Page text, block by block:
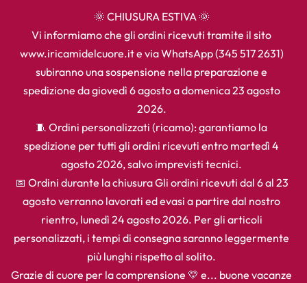
🌞 CHIUSURA ESTIVA 🌞
Vi informiamo che gli ordini ricevuti tramite il sito
www.iricamidelcuore.it e via WhatsApp (345 517 2631)
subiranno una sospensione nella preparazione e
spedizione da giovedì 6 agosto a domenica 23 agosto
2026.
🧵 Ordini personalizzati (ricamo): garantiamo la
spedizione per tutti gli ordini ricevuti entro martedì 4
agosto 2026, salvo imprevisti tecnici.
📅 Ordini durante la chiusura Gli ordini ricevuti dal 6 al 23
agosto verranno lavorati ed evasi a partire dal nostro
rientro, lunedì 24 agosto 2026. Per gli articoli
personalizzati, i tempi di consegna saranno leggermente
più lunghi rispetto al solito.
Grazie di cuore per la comprensione 💛 e... buone vacanze